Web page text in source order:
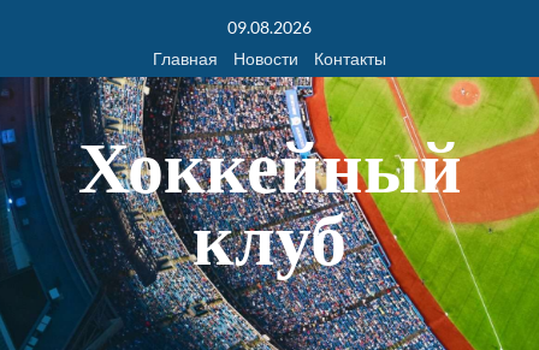
09.08.2026
Главная
Новости Контакты
Хоккейный
клуб